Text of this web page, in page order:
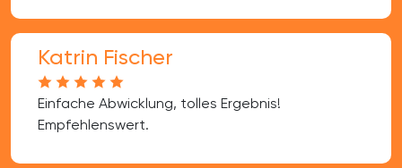
Katrin Fischer
Einfache Abwicklung, tolles Ergebnis!
Empfehlenswert.